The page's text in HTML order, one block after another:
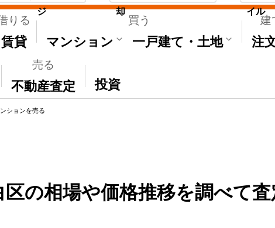
りる
賃貸
買う
マンション 一戸建て・土地
建
注
売る
不動産査定
その他
投資
ジ 却 イル
ションを売る
区の相場や価格推移を調べて